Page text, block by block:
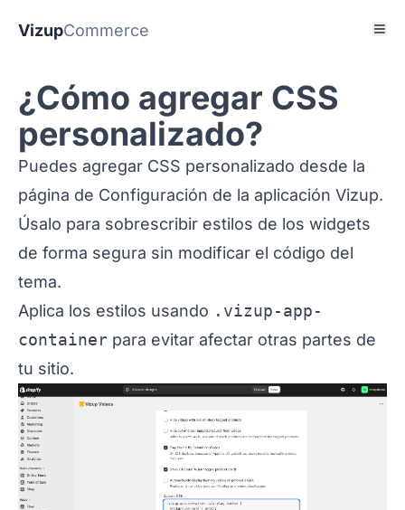
VizupCommerce
¿Cómo agregar CSS
personalizado?
Puedes agregar CSS personalizado desde la
página de Configuración de la aplicación Vizup.
Úsalo para sobrescribir estilos de los widgets
de forma segura sin modificar el código del
tema.
Aplica los estilos usando .vizup-app-
container para evitar afectar otras partes de
tu sitio.